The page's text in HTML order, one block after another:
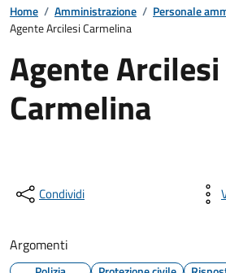
Home / Amministrazione / Personale
Agente Arcilesi Carmelina
Agente Arcilesi
Carmelina
Condividi
Argomenti